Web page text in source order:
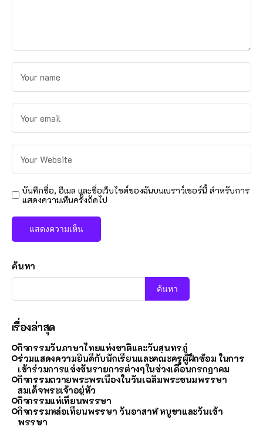
บันทึกชื่อ, อีเมล และชื่อเว็บไซต์ของฉันบนเบราว์เซอร์นี้ สำหรับการ
แสดงความเห็นครั้งถัดไป
ค้นหา
ค้นหา
เรื่องล่าสุด
กิจกรรมวันภาษาไทยแห่งชาติและวันสุนทรภู่
ร่วมแสดงความยินดีกับนักเรียนและคณะครูผู้ฝึกซ้อม ในการ
เข้าร่วมการแข่งขันรายการต่างๆในช่วงเดือนกรกฎาคม
กิจกรรมถวายพระพรเนื่องในวันเฉลิมพระชนมพรรษา
สมเด็จพระเจ้าอยู่หัว
กิจกรรมแห่เทียนพรรษา
กิจกรรมหล่อเทียนพรรษา วันอาสาฬหบูชาและวันเข้า
พรรษา